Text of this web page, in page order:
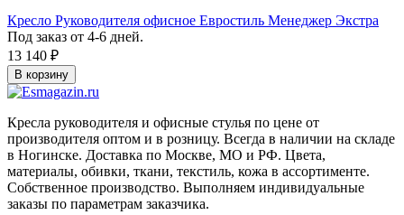
Кресло Руководителя офисное Евростиль Менеджер Экстра
Под заказ от 4-6 дней.
13 140 ₽
В корзину
Кресла руководителя и офисные стулья по цене от
производителя оптом и в розницу. Всегда в наличии на складе
в Ногинске. Доставка по Москве, МО и РФ. Цвета,
материалы, обивки, ткани, текстиль, кожа в ассортименте.
Собственное производство. Выполняем индивидуальные
заказы по параметрам заказчика.